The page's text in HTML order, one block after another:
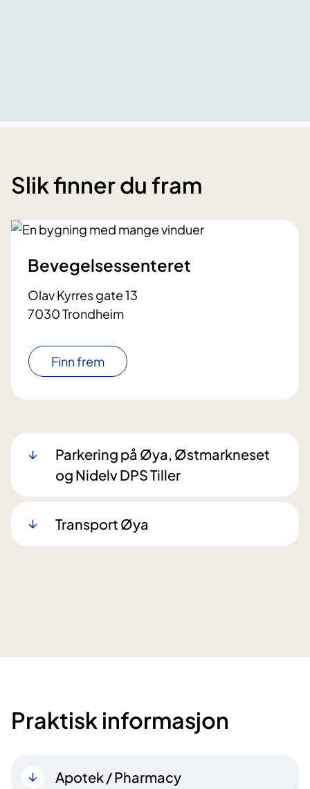
Slik finner du fram
Bevegelsessenteret
Olav Kyrres gate 13
7030 Trondheim
Finn frem
Parkering på Øya, Østmarkneset
og Nidelv DPS Tiller
Transport Øya
Praktisk informasjon
Apotek / Pharmacy